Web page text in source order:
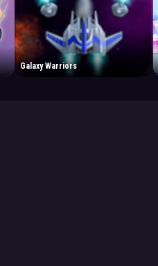
Galaxy Warriors